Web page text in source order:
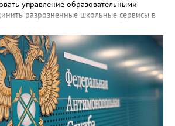
управление образовательными
разрозненные школьные сервисы в
образования. - Платформа ТОР
все школьные сервисы в единую
экосистему. Предполагается, что
комфортно для пользователей».
- оценки, расписание, домашние задания,
пользователям экосистемы
не просто сохранятся, они будут
подчеркнули в ведомстве. Причём в
на ТОР станет вообще незаметным.